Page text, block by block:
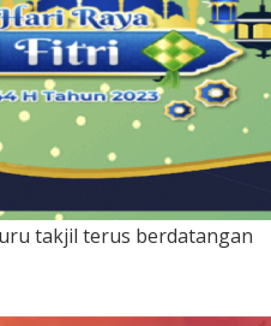
takjil terus berdatangan